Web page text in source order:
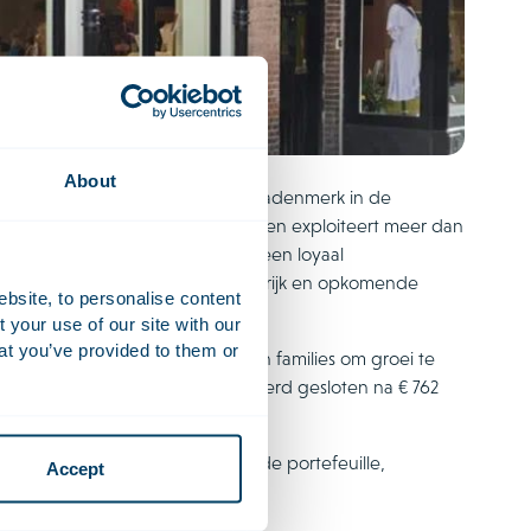
About
to personalise content
your use of our site with our
you’ve provided to them or
Accept
het grootste betaalbare sieradenmerk in de
meer dan 800 medewerkers en exploiteert meer dan
omnichannel platform en een loyaal
expansie naar Duitsland, Frankrijk en opkomende
de Benelux versterkt.
te werken met ondernemers en families om groei te
Freshstream, dat in 2023 werd gesloten na € 762
opgerichte bedrijven in de portefeuille,